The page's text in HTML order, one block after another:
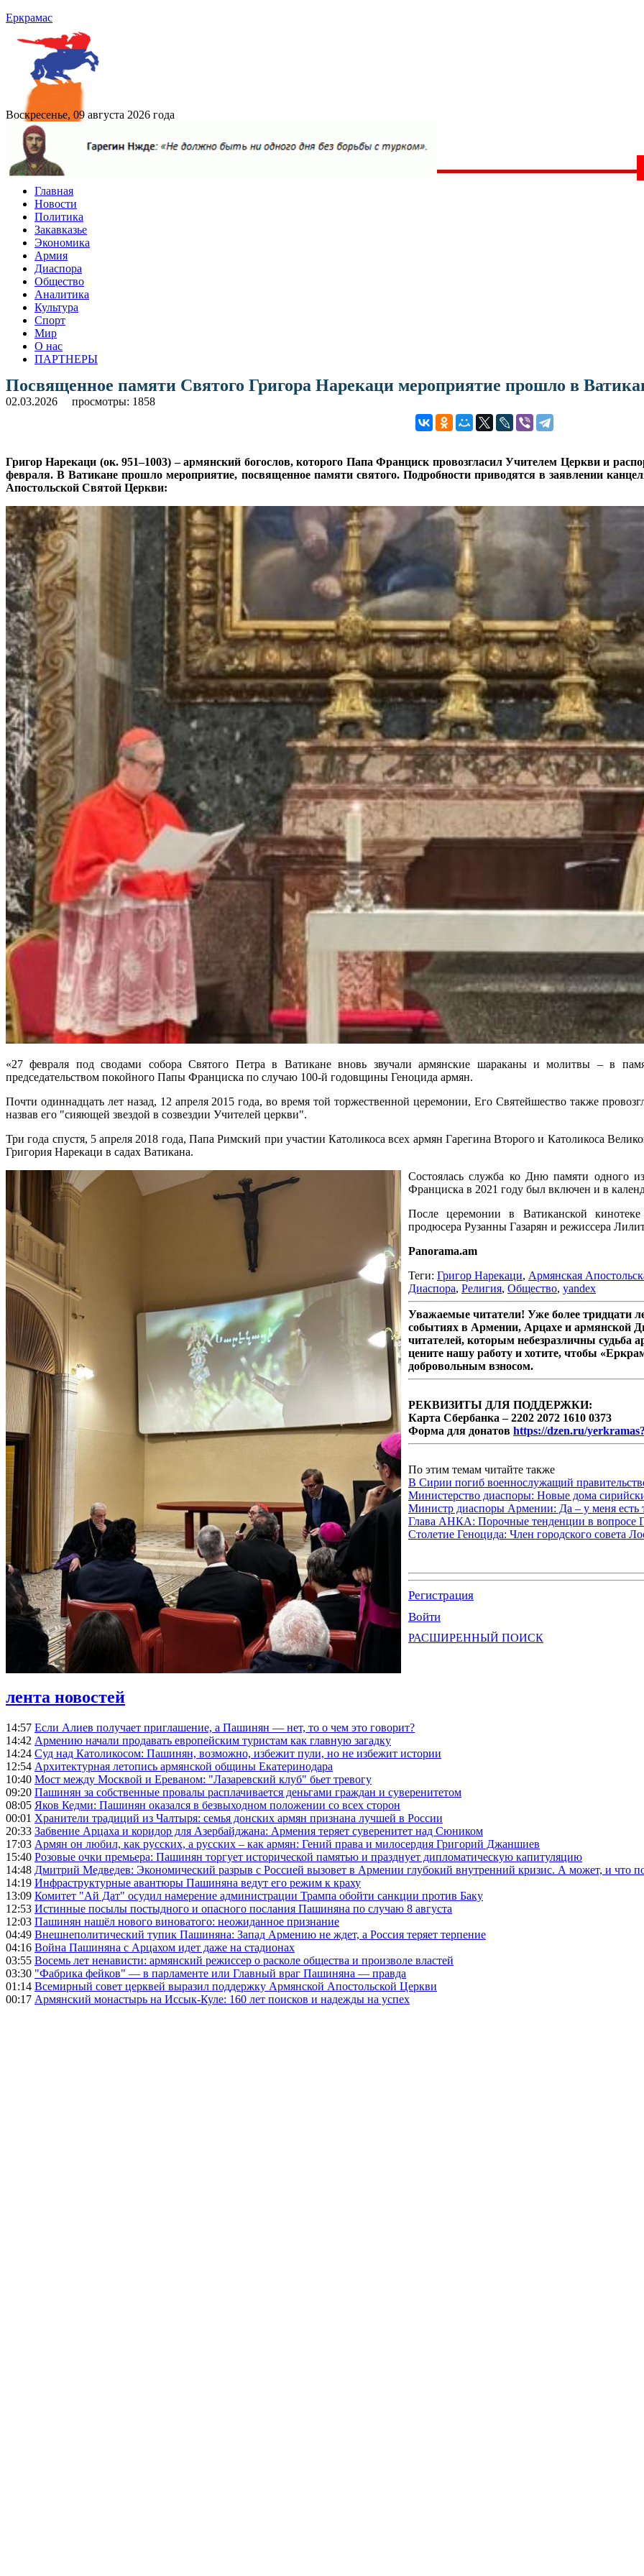
Еркрамас
Воскресенье, 09 августа 2026 года
Главная
Новости
Политика
Закавказье
Экономика
Армия
Диаспора
Общество
Аналитика
Культура
Спорт
Мир
О нас
ПАРТНЕРЫ
Посвященное памяти Святого Григора Нарекаци мероприятие прошло в
02.03.2026 просмотры: 1858
Григор Нарекаци (ок. 951–1003) – армянский богослов, которого Папа Франциск провозгласил Учителем Церкви и
февраля. В Ватикане прошло мероприятие, посвященное памяти святого. Подробности приводятся в заявлении
Апостольской Святой Церкви:
«27 февраля под сводами собора Святого Петра в Ватикане вновь звучали армянские шараканы и молитвы – в
председательством покойного Папы Франциска по случаю 100-й годовщины Геноцида армян.
Почти одиннадцать лет назад, 12 апреля 2015 года, во время той торжественной церемонии, Его Святейшество также
назвав его "сияющей звездой в созвездии Учителей церкви".
Три года спустя, 5 апреля 2018 года, Папа Римский при участии Католикоса всех армян Гарегина Второго и Католикоса
Григория Нарекаци в садах Ватикана.
Состоялась служба ко Дню памяти одного
Франциска в 2021 году был включен и в
После церемонии в Ватиканской кинотеке
продюсера Рузанны Газарян и режиссера
Panorama.am
Теги: Григор Нарекаци, Армянская
Диаспора, Религия, Общество, yandex
Уважаемые читатели! Уже более тридцати
событиях в Армении, Арцахе и армянской
читателей, которым небезразличны судьба
цените нашу работу и хотите, чтобы
добровольным взносом.
РЕКВИЗИТЫ ДЛЯ ПОДДЕРЖКИ:
Карта Сбербанка – 2202 2072 1610 0373
Форма для донатов https://dzen.ru/
По этим темам читайте также
В Сирии погиб военнослужащий
Министерство диаспоры: Новые дома
Министр диаспоры Армении: Да – у меня есть
Глава АНКА: Порочные тенденции в вопросе
Столетие Геноцида: Член городского совета
Регистрация
Войти
РАСШИРЕННЫЙ ПОИСК
лента новостей
14:57 Если Алиев получает приглашение, а Пашинян — нет, то о чем это говорит?
14:42 Армению начали продавать европейским туристам как главную загадку
14:24 Суд над Католикосом: Пашинян, возможно, избежит пули, но не избежит истории
12:54 Архитектурная летопись армянской общины Екатеринодара
10:40 Мост между Москвой и Ереваном: "Лазаревский клуб" бьет тревогу
09:20 Пашинян за собственные провалы расплачивается деньгами граждан и суверенитетом
08:05 Яков Кедми: Пашинян оказался в безвыходном положении со всех сторон
00:01 Хранители традиций из Чалтыря: семья донских армян признана лучшей в России
20:33 Забвение Арцаха и коридор для Азербайджана: Армения теряет суверенитет над Сюником
17:03 Армян он любил, как русских, а русских – как армян: Гений права и милосердия Григорий Джаншиев
15:40 Розовые очки премьера: Пашинян торгует исторической памятью и празднует дипломатическую капитуляцию
14:48 Дмитрий Медведев: Экономический разрыв с Россией вызовет в Армении глубокий внутренний кризис. А может, и что
14:19 Инфраструктурные авантюры Пашиняна ведут его режим к краху
13:09 Комитет "Ай Дат" осудил намерение администрации Трампа обойти санкции против Баку
12:53 Истинные посылы постыдного и опасного послания Пашиняна по случаю 8 августа
12:03 Пашинян нашёл нового виноватого: неожиданное признание
04:49 Внешнеполитический тупик Пашиняна: Запад Армению не ждет, а Россия теряет терпение
04:16 Война Пашиняна с Арцахом идет даже на стадионах
03:55 Восемь лет ненависти: армянский режиссер о расколе общества и произволе властей
03:30 "Фабрика фейков" — в парламенте или Главный враг Пашиняна — правда
01:14 Всемирный совет церквей выразил поддержку Армянской Апостольской Церкви
00:17 Армянский монастырь на Иссык-Куле: 160 лет поисков и надежды на успех